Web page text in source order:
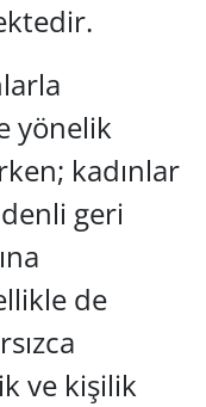
yönelik
kadınlar
geri
de
ve kişilik